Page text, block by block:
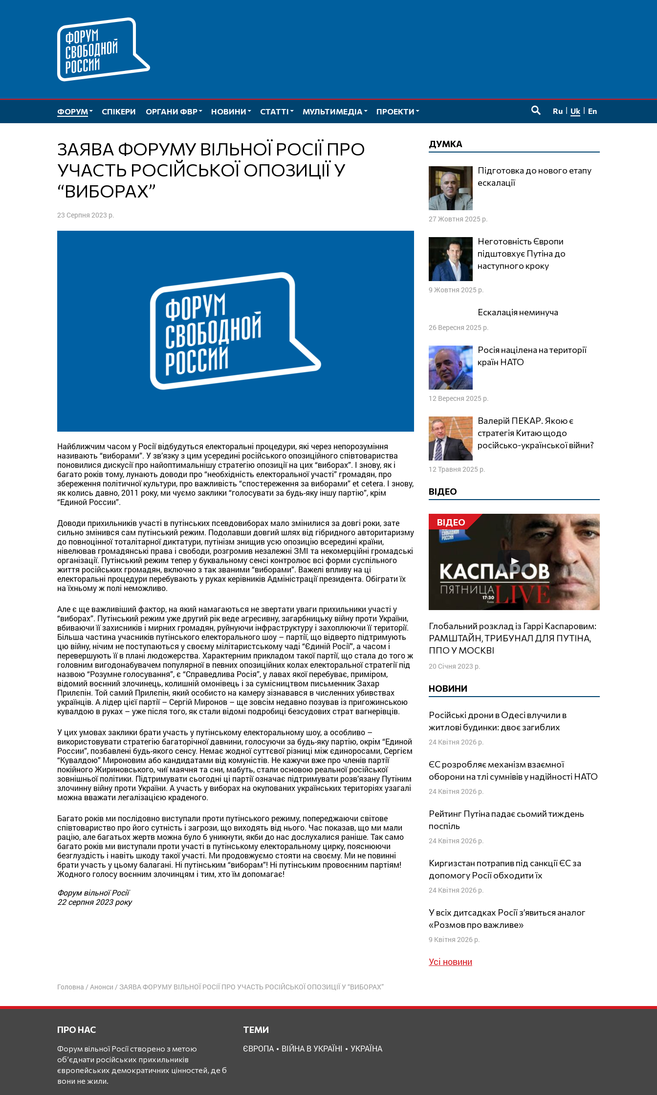
ФОРУМ СПІКЕРИ ОРГАНИ ФВР НОВИНИ СТАТТІ МУЛЬТИМЕДІА
ПРОЕКТИ
Ru Uk En
ЗАЯВА ФОРУМУ ВІЛЬНОЇ РОСІЇ ПРО
УЧАСТЬ РОСІЙСЬКОЇ ОПОЗИЦІЇ У
“ВИБОРАХ”
23 Серпня 2023 р.
Найближчим часом у Росії відбудуться електоральні процедури, які через непорозуміння
називають “виборами”. У зв’язку з цим усередині російського опозиційного співтовариства
поновилися дискусії про найоптимальнішу стратегію опозиції на цих “виборах”. І знову, як і
багато років тому, лунають доводи про “необхідність електоральної участі” громадян, про
збереження політичної культури, про важливість “спостереження за виборами” et cetera. І знову,
як колись давно, 2011 року, ми чуємо заклики “голосувати за будь-яку іншу партію”, крім
“Единой России”.
Доводи прихильників участі в путінських псевдовиборах мало змінилися за довгі роки, зате
сильно змінився сам путінський режим. Подолавши довгий шлях від гібридного авторитаризму
до повноцінної тоталітарної диктатури, путінізм знищив усю опозицію всередині країни,
нівелював громадянські права і свободи, розгромив незалежні ЗМІ та некомерційні громадські
організації. Путінський режим тепер у буквальному сенсі контролює всі форми суспільного
життя російських громадян, включно з так званими “виборами”. Важелі впливу на ці
електоральні процедури перебувають у руках керівників Адміністрації президента. Обіграти їх
на їхньому ж полі неможливо.
Але є ще важливіший фактор, на який намагаються не звертати уваги прихильники участі у
“виборах”. Путінський режим уже другий рік веде агресивну, загарбницьку війну проти України,
вбиваючи її захисників і мирних громадян, руйнуючи інфраструктуру і захоплюючи її території.
Більша частина учасників путінського електорального шоу – партії, що відверто підтримують
цю війну, нічим не поступаються у своєму мілітаристському чаді “Єдиній Росії”, а часом і
перевершують її в плані людожерства. Характерним прикладом такої партії, що стала до того ж
головним вигодонабувачем популярної в певних опозиційних колах електоральної стратегії під
назвою “Розумне голосування”, є “Справедлива Росія”, у лавах якої перебуває, приміром,
відомий воєнний злочинець, колишній омонівець і за сумісництвом письменник Захар
Прилєпін. Той самий Прилєпін, який особисто на камеру зізнавався в численних убивствах
українців. А лідер цієї партії – Сергій Миронов – ще зовсім недавно позував із пригожинською
кувалдою в руках – уже після того, як стали відомі подробиці безсудових страт вагнерівців.
У цих умовах заклики брати участь у путінському електоральному шоу, а особливо –
використовувати стратегію багаторічної давнини, голосуючи за будь-яку партію, окрім “Единой
России”, позбавлені будь-якого сенсу. Немає жодної суттєвої різниці між єдиноросами, Сергієм
“Кувалдою” Мироновим або кандидатами від комуністів. Не кажучи вже про членів партії
покійного Жириновського, чиї маячня та сни, мабуть, стали основою реальної російської
зовнішньої політики. Підтримувати сьогодні ці партії означає підтримувати розв’язану Путіним
злочинну війну проти України. А участь у виборах на окупованих українських територіях узагалі
можна вважати легалізацією краденого.
Багато років ми послідовно виступали проти путінського режиму, попереджаючи світове
співтовариство про його сутність і загрози, що виходять від нього. Час показав, що ми мали
рацію, але багатьох жертв можна було б уникнути, якби до нас дослухалися раніше. Так само
багато років ми виступали проти участі в путінському електоральному цирку, пояснюючи
безглуздість і навіть шкоду такої участі. Ми продовжуємо стояти на своєму. Ми не повинні
брати участь у цьому балагані. Ні путінським “виборам”! Ні путінським провоєнним партіям!
Жодного голосу воєнним злочинцям і тим, хто їм допомагає!
Форум вільної Росії
22 серпня 2023 року
ДУМКА
Підготовка до нового етапу
ескалації
27 Жовтня 2025 р.
Неготовність Європи
підштовхує Путіна до
наступного кроку
9 Жовтня 2025 р.
Ескалація неминуча
26 Вересня 2025 р.
Росія націлена на території
країн НАТО
12 Вересня 2025 р.
Валерій ПЕКАР. Якою є
стратегія Китаю щодо
російсько-української війни?
12 Травня 2025 р.
ВІДЕО
ВІДЕО
Глобальний розклад із Гаррі Каспаровим:
РАМШТАЙН, ТРИБУНАЛ ДЛЯ ПУТІНА,
ППО У МОСКВІ
20 Січня 2023 р.
НОВИНИ
Російські дрони в Одесі влучили в
житлові будинки: двоє загиблих
24 Квітня 2026 р.
ЄС розробляє механізм взаємної
оборони на тлі сумнівів у надійності НАТО
24 Квітня 2026 р.
Рейтинг Путіна падає сьомий тиждень
поспіль
24 Квітня 2026 р.
Киргизстан потрапив під санкції ЄС за
допомогу Росії обходити їх
24 Квітня 2026 р.
У всіх дитсадках Росії з’явиться аналог
«Розмов про важливе»
9 Квітня 2026 р.
Усі новини
Головна / Анонси / ЗАЯВА ФОРУМУ ВІЛЬНОЇ РОСІЇ ПРО УЧАСТЬ РОСІЙСЬКОЇ ОПОЗИЦІЇ У “ВИБОРАХ”
ПРО НАС
Форум вільної Росії створено з метою
об’єднати російських прихильників
європейських демократичних цінностей, де б
вони не жили.
ТЕМИ
ЄВРОПА ВІЙНА В УКРАЇНІ УКРАЇНА